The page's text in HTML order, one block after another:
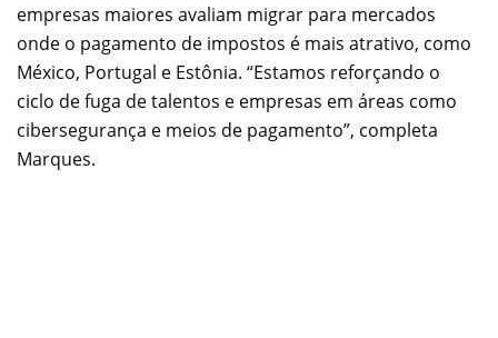
empresas maiores avaliam migrar para mercados
onde o pagamento de impostos é mais atrativo, como
México, Portugal e Estônia. “Estamos reforçando o
ciclo de fuga de talentos e empresas em áreas como
cibersegurança e meios de pagamento”, completa
Marques.